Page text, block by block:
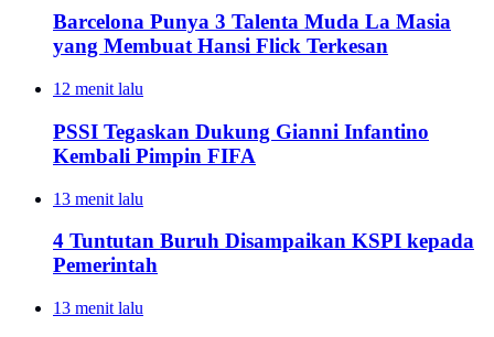
Barcelona Punya 3 Talenta Muda La Masia
yang Membuat Hansi Flick Terkesan
12 menit lalu
PSSI Tegaskan Dukung Gianni Infantino
Kembali Pimpin FIFA
13 menit lalu
4 Tuntutan Buruh Disampaikan KSPI kepada
Pemerintah
13 menit lalu